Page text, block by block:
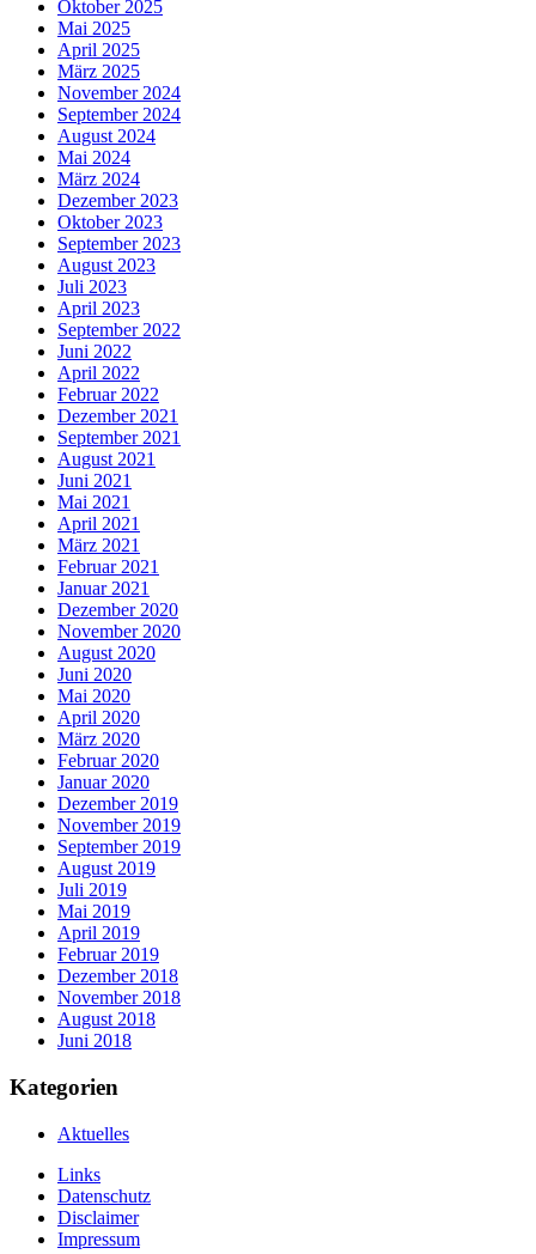
Oktober 2025
Mai 2025
April 2025
März 2025
November 2024
September 2024
August 2024
Mai 2024
März 2024
Dezember 2023
Oktober 2023
September 2023
August 2023
Juli 2023
April 2023
September 2022
Juni 2022
April 2022
Februar 2022
Dezember 2021
September 2021
August 2021
Juni 2021
Mai 2021
April 2021
März 2021
Februar 2021
Januar 2021
Dezember 2020
November 2020
August 2020
Juni 2020
Mai 2020
April 2020
März 2020
Februar 2020
Januar 2020
Dezember 2019
November 2019
September 2019
August 2019
Juli 2019
Mai 2019
April 2019
Februar 2019
Dezember 2018
November 2018
August 2018
Juni 2018
Kategorien
Aktuelles
Links
Datenschutz
Disclaimer
Impressum